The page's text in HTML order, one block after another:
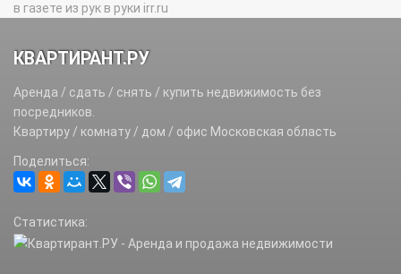
в газете из рук в руки irr.ru
КВАРТИРАНТ.РУ
Аренда / сдать / снять / купить недвижимость без
посредников.
Квартиру / комнату / дом / офис Московская область
Поделиться:
Статистика: